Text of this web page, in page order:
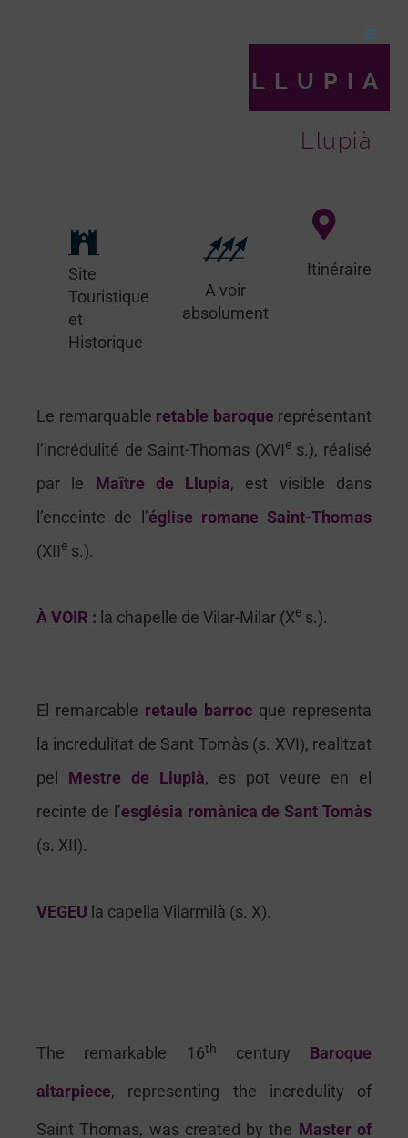
LLUPIA
Llupià
Site
Touristique
et
Historique
A voir
absolument
Itinéraire
Le remarquable retable baroque représentant
l’incrédulité de Saint-Thomas (XVIes.), réalisé
par le Maître de Llupia, est visible dans
l’enceinte de l’église romane Saint-Thomas
(XIIe s.).
À VOIR : la chapelle de Vilar-Milar (Xe s.).
Perpignan castillet palais des rois de majorque musée rigaud loge de mer festival fete cathedrale saint jean baptiste theatre archipelbir hakeim maillol visite monument euro-sejours, tourisme, guide touristique, pyrénées-orientales, roussillon, perpignan, visite, vacances, sud de la france, catalogne, mer, méditerranée, montagne, voyages, loisirs, ski, promenades, hébergement, hotels, restaurants, monument, à voir, randonnee, balade, occitanie
El remarcable retaule barroc que representa
la incredulitat de Sant Tomàs (s. XVI), realitzat
pel Mestre de Llupià, es pot veure en el
recinte de l’església romànica de Sant Tomàs
(s. XII).
VEGEU la capella Vilarmilà (s. X).
The remarkable 16th century Baroque
altarpiece, representing the incredulity of
Saint Thomas, was created by the Master of